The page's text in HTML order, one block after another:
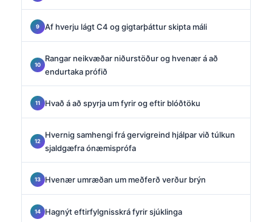
Af hverju lágt C4 og gigtarþáttur skipta máli
Rangar neikvæðar niðurstöður og hvenær á að
endurtaka prófið
Hvað á að spyrja um fyrir og eftir blóðtöku
Hvernig samhengi frá gervigreind hjálpar við túlkun
sjaldgæfra ónæmisprófa
Hvenær umræðan um meðferð verður brýn
Hagnýt eftirfylgnisskrá fyrir sjúklinga